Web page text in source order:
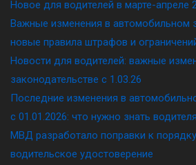
Новое для водителей в марте-апреле
Важные изменения в автомобильном
новые правила штрафов и
Новости для водителей: важные
законодательстве c 1.03.26
Последние изменения в
c 01.01.2026: что нужно знать
МВД разработало поправки к
водительское удостоверение